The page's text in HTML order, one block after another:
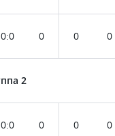
0:0 0 0 0
2
0:0 0 0 0